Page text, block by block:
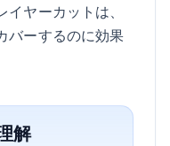
ヤーカットは、
バーするのに効果
解